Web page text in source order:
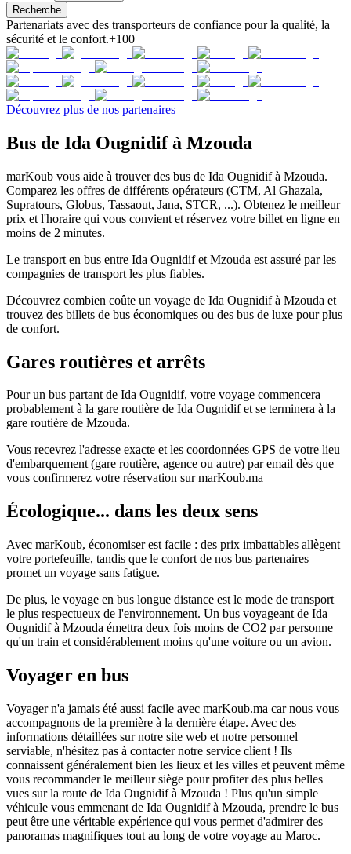
Recherche
Partenariats avec des transporteurs de confiance pour la qualité, la
sécurité et le confort.+100
Découvrez plus de nos partenaires
Bus de Ida Ougnidif à Mzouda
marKoub vous aide à trouver des bus de Ida Ougnidif à Mzouda.
Comparez les offres de différents opérateurs (CTM, Al Ghazala,
Supratours, Globus, Tassaout, Jana, STCR, ...). Obtenez le meilleur
prix et l'horaire qui vous convient et réservez votre billet en ligne en
moins de 2 minutes.
Le transport en bus entre Ida Ougnidif et Mzouda est assuré par les
compagnies de transport les plus fiables.
Découvrez combien coûte un voyage de Ida Ougnidif à Mzouda et
trouvez des billets de bus économiques ou des bus de luxe pour plus
de confort.
Gares routières et arrêts
Pour un bus partant de Ida Ougnidif, votre voyage commencera
probablement à la gare routière de Ida Ougnidif et se terminera à la
gare routière de Mzouda.
Vous recevrez l'adresse exacte et les coordonnées GPS de votre lieu
d'embarquement (gare routière, agence ou autre) par email dès que
vous confirmerez votre réservation sur marKoub.ma
Écologique... dans les deux sens
Avec marKoub, économiser est facile : des prix imbattables allègent
votre portefeuille, tandis que le confort de nos bus partenaires
promet un voyage sans fatigue.
De plus, le voyage en bus longue distance est le mode de transport
le plus respectueux de l'environnement. Un bus voyageant de Ida
Ougnidif à Mzouda émettra deux fois moins de CO2 par personne
qu'un train et considérablement moins qu'une voiture ou un avion.
Voyager en bus
Voyager n'a jamais été aussi facile avec marKoub.ma car nous vous
accompagnons de la première à la dernière étape. Avec des
informations détaillées sur notre site web et notre personnel
serviable, n'hésitez pas à contacter notre service client ! Ils
connaissent généralement bien les lieux et les villes et peuvent même
vous recommander le meilleur siège pour profiter des plus belles
vues sur la route de Ida Ougnidif à Mzouda ! Plus qu'un simple
véhicule vous emmenant de Ida Ougnidif à Mzouda, prendre le bus
peut être une véritable expérience qui vous permet d'admirer des
panoramas magnifiques tout au long de votre voyage au Maroc.